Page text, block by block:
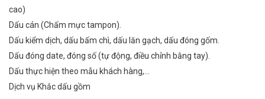
cao)
Dấu cán (Chấm mực tampon).
Dấu kiểm dịch, dấu bấm chì, dấu lăn gạch, dấu đóng gốm.
Dấu đóng date, đóng số (tự động, điều chỉnh bằng tay).
Dấu thực hiện theo mẫu khách hàng,…
Dịch vụ Khắc dấu gồm